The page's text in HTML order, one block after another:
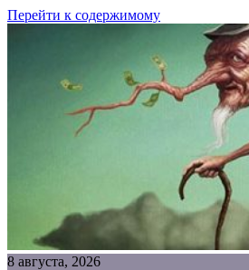
Перейти к содержимому
8 августа, 2026